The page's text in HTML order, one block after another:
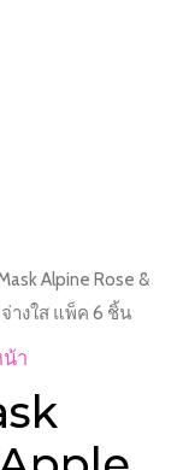
Alpine Rose &
างใส แพ็ค 6 ชิ้น
า